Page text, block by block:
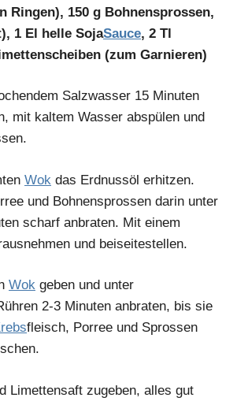
Ringen), 150 g Bohnensprossen,
1 El helle SojaSauce, 2 Tl
(zum Garnieren)
Salzwasser 15 Minuten
mit kaltem Wasser abspülen und
Wok das Erdnussöl erhitzen.
und Bohnensprossen darin unter
scharf anbraten. Mit einem
und beiseitestellen.
Wok geben und unter
2-3 Minuten anbraten, bis sie
fleisch, Porree und Sprossen
Limettensaft zugeben, alles gut